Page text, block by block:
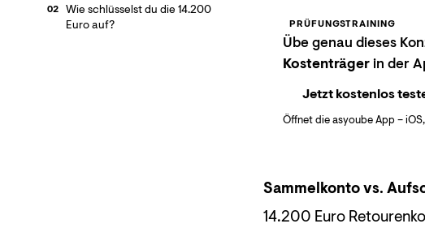
PRÜFUNGSTRAINING
Übe genau dieses
Kostenträgerin der
Jetzt kostenlos
Öffnet die asyoube App –
Sammelkonto vs.
14.200 Euro
02 Wie schlüsselst du die 14.200
Euro auf?